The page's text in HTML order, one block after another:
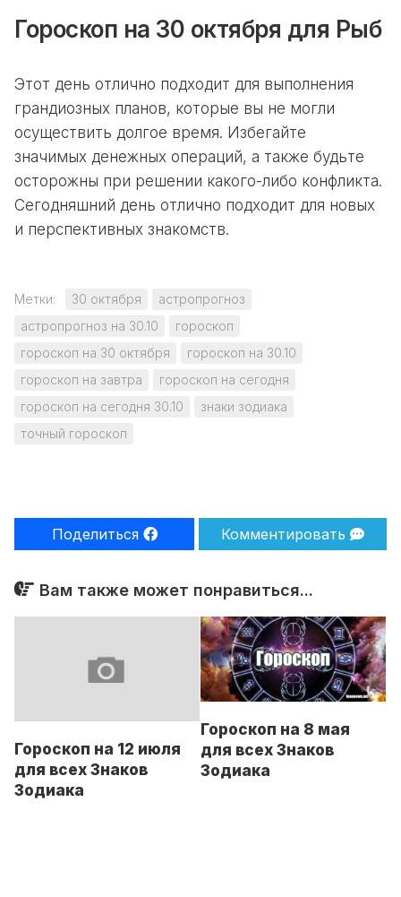
Гороскоп на 30 октября для Рыб
Этот день отлично подходит для выполнения
грандиозных планов, которые вы не могли
осуществить долгое время. Избегайте
значимых денежных операций, а также будьте
осторожны при решении какого-либо конфликта.
Сегодняшний день отлично подходит для новых
и перспективных знакомств.
Метки: 30 октября
астропрогноз
астропрогноз на 30.10
гороскоп
гороскоп на 30 октября
гороскоп на 30.10
гороскоп на завтра
гороскоп на сегодня
гороскоп на сегодня 30.10
знаки зодиака
точный гороскоп
Поделиться Комментировать
Вам также может понравиться...
Гороскоп на 12 июля
для всех Знаков
Зодиака
Гороскоп на 8 мая
для всех Знаков
Зодиака